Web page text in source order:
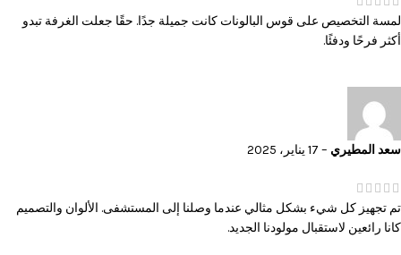
لمسة التخصيص على قوس البالونات كانت جميلة جدًا. حقًا جعلت الغرفة تبدو
أكثر فرحًا ودفئًا.
سعد المطيري – 17 يناير، 2025
تم تجهيز كل شيء بشكل مثالي عندما وصلنا إلى المستشفى. الألوان والتصميم
كانا رائعين لاستقبال مولودنا الجديد.